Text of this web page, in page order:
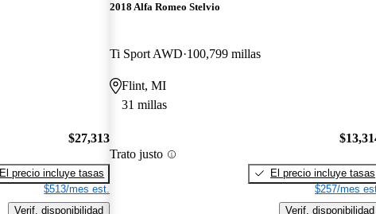
$27,313
El precio incluye tasas
$513/mes est.
Verif. disponibilidad
2018 Alfa Romeo Stelvio
Ti Sport AWD 100,799 millas
Flint, MI
31 millas
Trato justo
El precio incluye tasas
$257/mes
Verif. disponibilidad